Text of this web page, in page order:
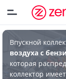
Впускной
воздуха с
которая
коллектор